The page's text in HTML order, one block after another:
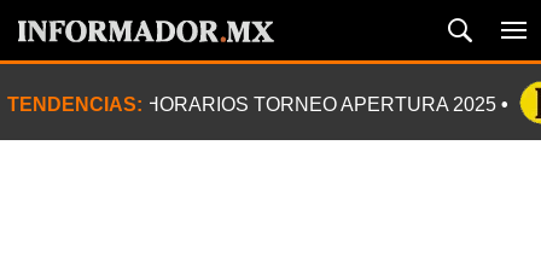
TENDENCIAS: HORARIOS TORNEO APERTURA 2025